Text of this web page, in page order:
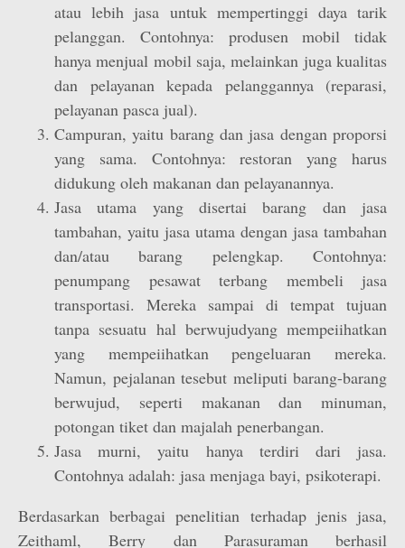
atau lebih jasa untuk mempertinggi daya tarik
pelanggan. Contohnya: produsen mobil tidak
hanya menjual mobil saja, melainkan juga kualitas
dan pelayanan kepada pelanggannya (reparasi,
pelayanan pasca jual).
Campuran, yaitu barang dan jasa dengan proporsi
yang sama. Contohnya: restoran yang harus
didukung oleh makanan dan pelayanannya.
Jasa utama yang disertai barang dan jasa
tambahan, yaitu jasa utama dengan jasa tambahan
dan/atau barang pelengkap. Contohnya:
penumpang pesawat terbang membeli jasa
transportasi. Mereka sampai di tempat tujuan
tanpa sesuatu hal berwujudyang mempeiihatkan
yang mempeiihatkan pengeluaran mereka.
Namun, pejalanan tesebut meliputi barang-barang
berwujud, seperti makanan dan minuman,
potongan tiket dan majalah penerbangan.
Jasa murni, yaitu hanya terdiri dari jasa.
Contohnya adalah: jasa menjaga bayi, psikoterapi.
Berdasarkan berbagai penelitian terhadap jenis jasa,
Zeithaml, Berry dan Parasuraman berhasil